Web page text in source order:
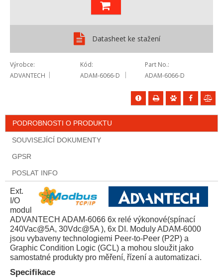
Datasheet ke stažení
Výrobce
ADVANTECH
Kód
ADAM-6066-D
Part No.
ADAM-6066-D
PODROBNOSTI O PRODUKTU
SOUVISEJÍCÍ DOKUMENTY
GPSR
POSLAT INFO
Ext.
I/O
modul
ADVANTECH ADAM-6066 6x relé výkonové(spínací
240Vac@5A, 30Vdc@5A ), 6x DI. Moduly ADAM-6000
jsou vybaveny technologiemi Peer-to-Peer (P2P) a
Graphic Condition Logic (GCL) a mohou sloužit jako
samostatné produkty pro měření, řízení a automatizaci.
Specifikace